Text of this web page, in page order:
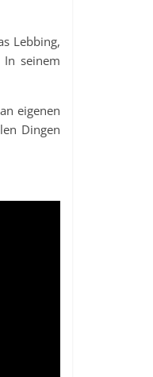
Lebbing,
In seinem
eigenen
Dingen